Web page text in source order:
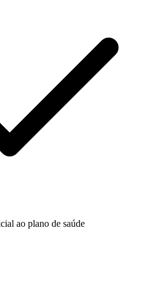
ao plano de saúde